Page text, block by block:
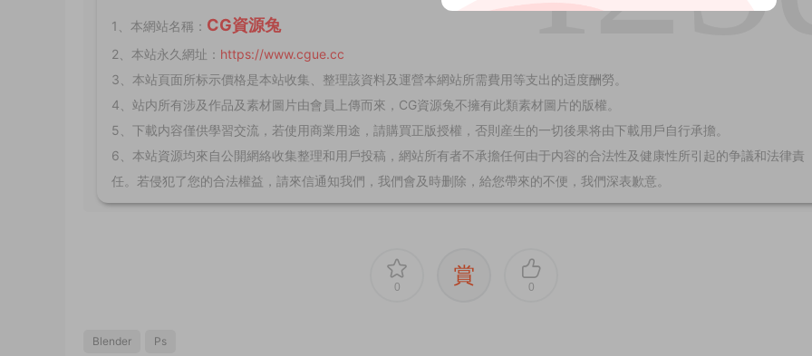
1、本網站名稱： CG資源兔
2、本站永久網址： https://www.cgue.cc
3、本站頁面所标示價格是本站收集、整理該資料及運營本網站所需費用等支出的适度酬勞。
4、站内所有涉及作品及素材圖片由會員上傳而來，CG資源兔不擁有此類素材圖片的版權。
5、下載内容僅供學習交流，若使用商業用途，請購買正版授權，否則産生的一切後果将由下載用戶自行承擔。
6、本站資源均來自公開網絡收集整理和用戶投稿，網站所有者不承擔任何由于内容的合法性及健康性所引起的争議和法律責
任。若侵犯了您的合法權益，請來信通知我們，我們會及時删除，給您帶來的不便，我們深表歉意。
0 賞 0
Blender Ps